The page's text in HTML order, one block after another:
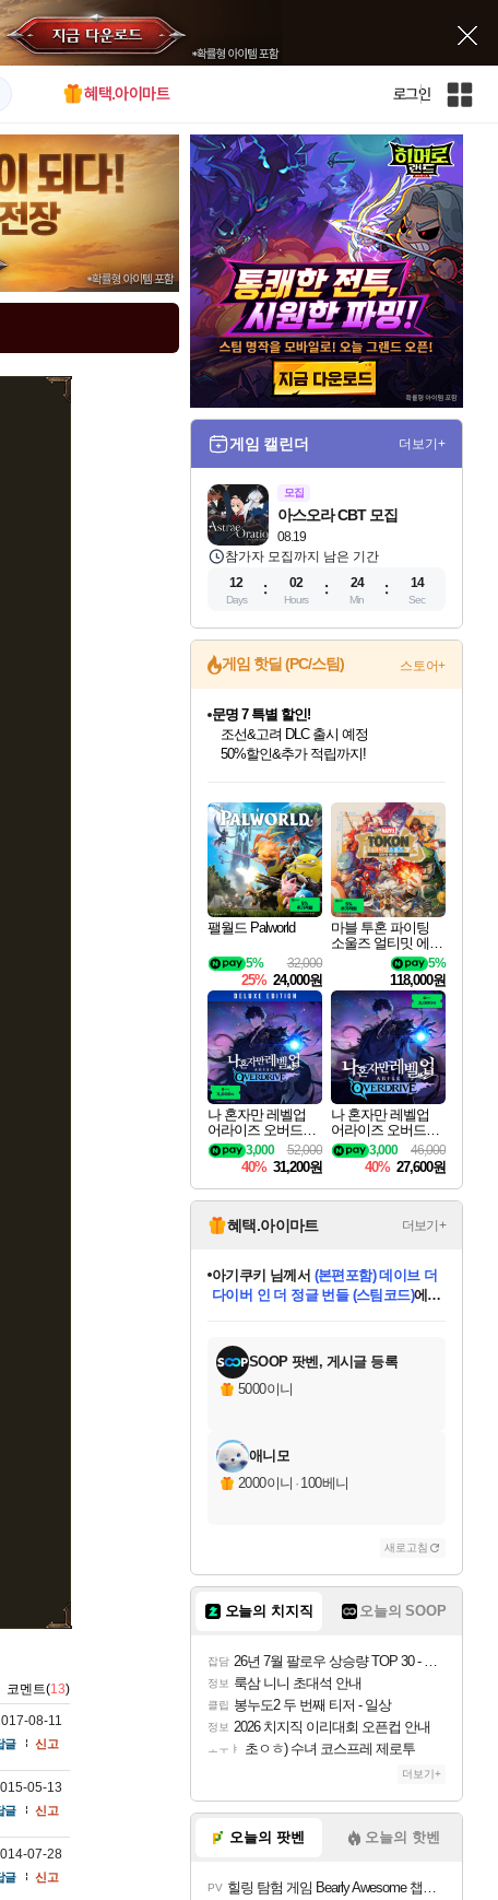
혜택.아이마트 로그인
인
전
이
트
맵
코멘트(13)
08-11
글 신고
05-13
글 신고
07-28
글 신고
게임 캘린더 더보기+
모집
08.19
아스오라 CBT 모집
참가자 모집까지 남은 기간
12
Days
02
Hours
24
Min
13
Sec
게임 핫딜 (PC/스팀) 스토어+
최대 90% 할인가를 만나보세요!
네이버혜택과 함께 만나보세요!
문명 7 특별 할인!
조선&고려 DLC 출시 예정
50%할인&추가 적립까지!
이니&베니 혜택까지!
네이버 혜택가와 함께 예약하세요!
할인&네이버혜택으로 만나보세요!
네이버페이 혜택과 만나보세요!
40주년 프로모션으로 만나보세요!
네이버 포인트 혜택까지!
할인가에 만나보세요!
일부 에디션 상시 할인!
혜택으로 예약 판매 중
편안하게 충전하세요
팰월드 Palworld
32,000
5%
25% 24,000원
마블 투혼 파이팅
소울즈 얼티밋 에디
션 예약구매 MARV
EL Tokon Fighting S
ouls Ultimate Edition
Pre-Purchase
5%
118,000원
나 혼자만 레벨업
어라이즈 오버드라
이브 디럭스 에디션
Solo Leveling Arise
Overdrive Deluxe Edi
tion
52,000
3,000
40% 31,200원
나 혼자만 레벨업
어라이즈 오버드라
이브 Solo Leveling A
rise
46,000
3,000
40% 27,600원
혜택.아이마트 더보기+
당첨되셨습니다.
아기쿠키 님께서 (본편포함) 데이브 더
다이버 인 더 정글 번들 (스팀코드)에
당첨되셨습니다.
당첨되셨습니다.
에디션 (스팀코드) 를 교환.
당첨되셨습니다.
당첨되셨습니다.
당첨되셨습니다.
당첨되셨습니다.
SOOP 팟벤, 게시글 등록
5000이니
애니모
2000이니 · 100베니
새로고침
오늘의 치지직 오늘의 SOOP
잡담 26년 7월 팔로우 상승량 TOP 30 - 월간 치지직
정보 룩삼 니니 초대석 안내
클립 봉누도2 두 번째 티저 - 일상
정보 2026 치지직 이리대회 오픈컵 안내
ㅗㅜㅑ 초ㅇㅎ) 수녀 코스프레 제로투
더보기+
오늘의 팟벤 오늘의 핫벤
PV 힐링 탐험 게임 Bearly Awesome 챕터 1 트레일러